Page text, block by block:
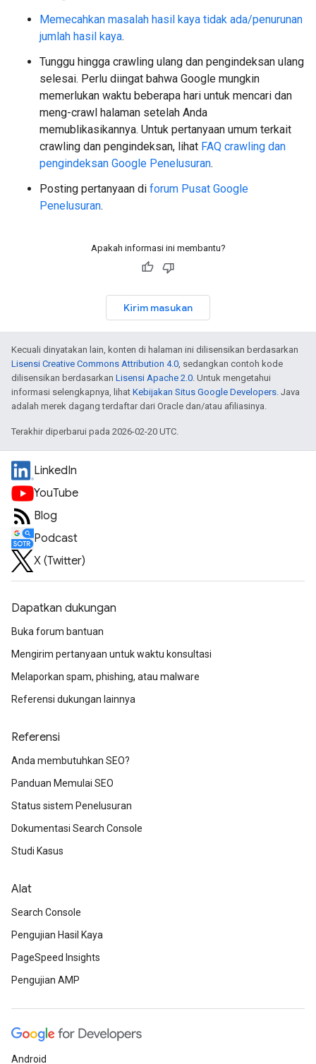
Memecahkan masalah hasil kaya tidak ada/penurunan
jumlah hasil kaya.
Tunggu hingga crawling ulang dan pengindeksan ulang
selesai. Perlu diingat bahwa Google mungkin
memerlukan waktu beberapa hari untuk mencari dan
meng-crawl halaman setelah Anda
memublikasikannya. Untuk pertanyaan umum terkait
crawling dan pengindeksan, lihat FAQ crawling dan
pengindeksan Google Penelusuran.
Posting pertanyaan di forum Pusat Google
Penelusuran.
Apakah informasi ini membantu?
Kirim masukan
Kecuali dinyatakan lain, konten di halaman ini dilisensikan berdasarkan
Lisensi Creative Commons Attribution 4.0 , sedangkan contoh kode
dilisensikan berdasarkan Lisensi Apache 2.0 . Untuk mengetahui
informasi selengkapnya, lihat Kebijakan Situs Google Developers . Java
adalah merek dagang terdaftar dari Oracle dan/atau afiliasinya.
Terakhir diperbarui pada 2026-02-20 UTC.
LinkedIn
YouTube
Blog
Podcast
X (Twitter)
Dapatkan dukungan
Buka forum bantuan
Mengirim pertanyaan untuk waktu konsultasi
Melaporkan spam, phishing, atau malware
Referensi dukungan lainnya
Referensi
Anda membutuhkan SEO?
Panduan Memulai SEO
Status sistem Penelusuran
Dokumentasi Search Console
Studi Kasus
Alat
Search Console
Pengujian Hasil Kaya
PageSpeed Insights
Pengujian AMP
Android